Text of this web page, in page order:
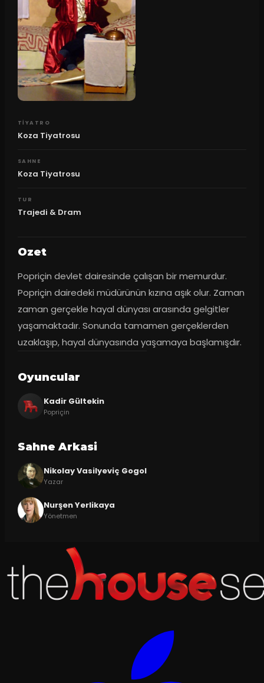
TIYATRO
Koza Tiyatrosu
SAHNE
Koza Tiyatrosu
TUR
Trajedi & Dram
Ozet
Popriçin devlet dairesinde çalışan bir memurdur.
Popriçin dairedeki müdürünün kızına aşık olur. Zaman
zaman gerçekle hayal dünyası arasında gelgitler
yaşamaktadır. Sonunda tamamen gerçeklerden
uzaklaşıp, hayal dünyasında yaşamaya başlamışdır.
Oyuncular
Kadir Gültekin
Popriçin
Sahne Arkasi
Nikolay Vasilyeviç Gogol
Yazar
Nurşen Yerlikaya
Yönetmen